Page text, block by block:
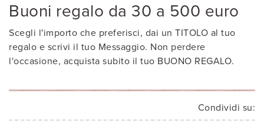
Buoni regalo da 30 a 500 euro
Scegli l'importo che preferisci, dai un TITOLO al tuo
regalo e scrivi il tuo Messaggio. Non perdere
l'occasione, acquista subito il tuo BUONO REGALO.
Condividi su: